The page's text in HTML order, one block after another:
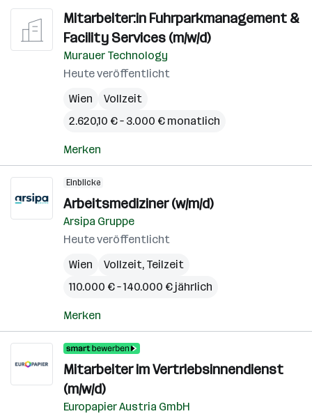
Mitarbeiter:in Fuhrparkmanagement &
Facility Services (m/w/d)
Murauer Technology
Heute veröffentlicht
Wien
Vollzeit
2.620,10 € – 3.000 € monatlich
Merken
Einblicke
Arbeitsmediziner (w/m/d)
Arsipa Gruppe
Heute veröffentlicht
Wien
Vollzeit, Teilzeit
110.000 € – 140.000 € jährlich
Merken
Mitarbeiter im Vertriebsinnendienst
(m/w/d)
Europapier Austria GmbH